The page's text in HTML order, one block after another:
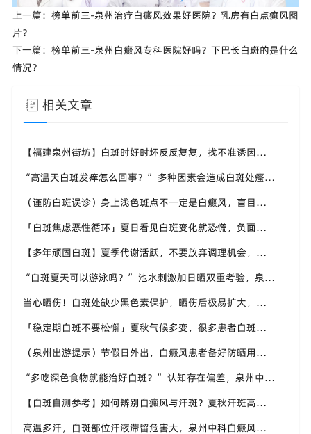
上一篇： 榜单前三-泉州治疗白癜风效果好医院？乳房有白点癫风图
片？
下一篇： 榜单前三-泉州白癜风专科医院好吗？下巴长白斑的是什么
情况？
相关文章
【福建泉州街坊】白斑时好时坏反反复复，找不准诱因，泉州中科白癜风医院帮梳理夏季白斑波动各类诱因
“高温天白斑发痒怎么回事？” 多种因素会造成白斑处瘙痒，泉州中科白癜风医院讲解白斑发痒的处理方式
（谨防白斑误诊）身上浅色斑点不一定是白癜风，盲目用药危害皮肤，泉州中科白癜风医院建议先明确白斑类型
「白斑焦虑恶性循环」夏日看见白斑变化就恐慌，负面情绪反加重病情，泉州中科白癜风医院呼吁放平心态应对
【多年顽固白斑】夏季代谢活跃，不要放弃调理机会，泉州中科白癜风医院建议结合自身情况定制改善思路
“白斑夏天可以游泳吗？” 池水刺激加日晒双重考验，泉州中科白癜风医院告知白癜风人群游泳防护要点
当心晒伤！白斑处缺少黑色素保护，晒伤后极易扩大，泉州中科白癜风医院教白癜风患者科学抵御日晒
「稳定期白斑不要松懈」夏秋气候多变，很多患者白斑再度活跃，泉州中科白癜风医院定期复查很重要
（泉州出游提示）节假日外出，白癜风患者备好防晒用品，泉州中科白癜风医院避开白斑扩散各类诱因
“多吃深色食物就能治好白斑？” 认知存在偏差，泉州中科白癜风医院科普白癜风营养补充正确方式
【白斑自测参考】如何辨别白癜风与汗斑？夏秋汗斑高发易混淆，泉州中科白癜风医院专业鉴别白斑类型
高温多汗，白斑部位汗液滞留危害大，泉州中科白癜风医院提醒白癜风患者出汗后及时清洁肌肤